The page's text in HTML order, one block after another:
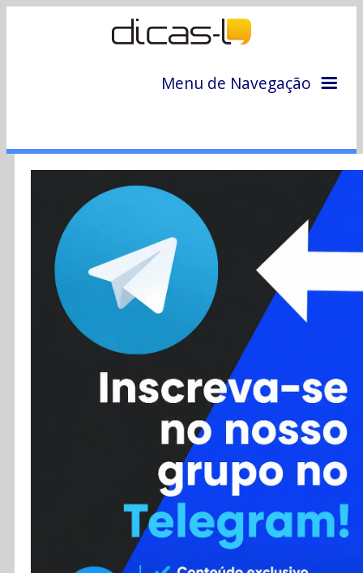
Menu de Navegação
Colunas
Colaboradores
Cursos
Enviar Dica